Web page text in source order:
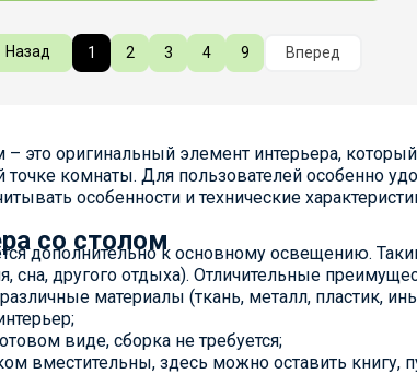
Назад 1 2 3 4 9 Вперед
это оригинальный элемент интерьера,
комнаты. Для пользователей особенно
особенности и технические
со столом
дополнительно к основному освещению.
сна, другого отдыха). Отличительные
материалы (ткань, металл, пластик,
виде, сборка не требуется;
вместительны, здесь можно оставить книгу,